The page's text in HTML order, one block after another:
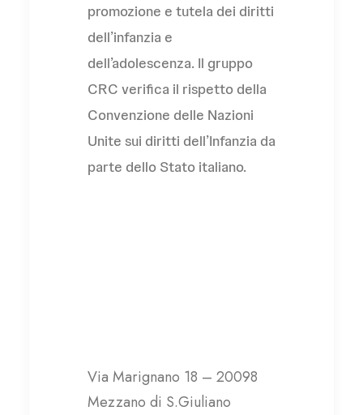
promozione e tutela dei diritti
dell’infanzia e
dell’adolescenza. Il gruppo
CRC verifica il rispetto della
Convenzione delle Nazioni
Unite sui diritti dell’Infanzia da
parte dello Stato italiano.
Via Marignano 18 – 20098
Mezzano di S.Giuliano